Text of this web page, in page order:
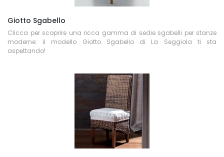
Giotto Sgabello
Clicca per scoprire una ricca gamma di sedie sgabelli per stanze
moderne: il modello Giotto Sgabello di La Seggiola ti sta
aspettando!